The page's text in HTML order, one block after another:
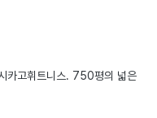
카고휘트니스. 750평의 넓은